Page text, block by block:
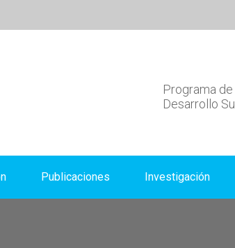
Programa
Desarrollo
Publicaciones Investigación